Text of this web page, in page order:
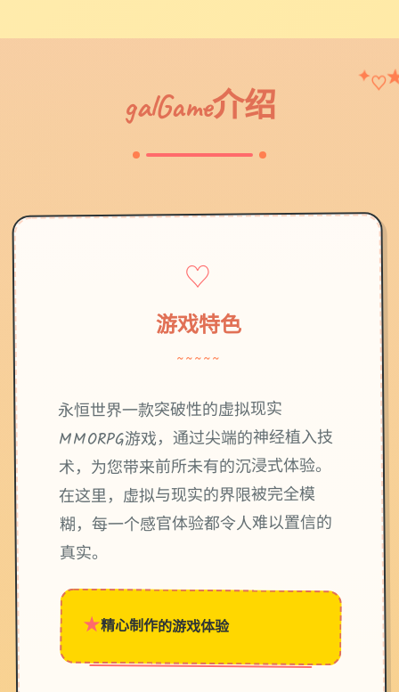
galGame介绍
✦♡
♡
游戏特色
~~~~~
永恒世界一款突破性的虚拟现实
MMORPG游戏，通过尖端的神经植入技
术，为您带来前所未有的沉浸式体验。
在这里，虚拟与现实的界限被完全模
糊，每一个感官体验都令人难以置信的
真实。
★精心制作的游戏体验